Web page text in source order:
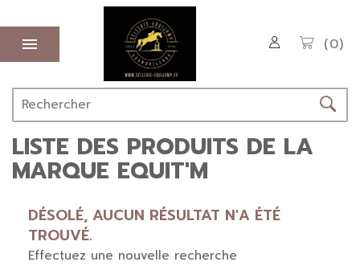
 (0)
LISTE DES PRODUITS DE LA
MARQUE EQUIT'M
DÉSOLÉ, AUCUN RÉSULTAT N'A ÉTÉ
TROUVÉ.
Effectuez une nouvelle recherche